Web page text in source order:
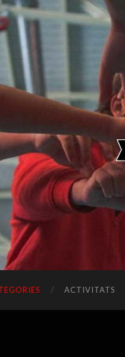
ACTIVITATS